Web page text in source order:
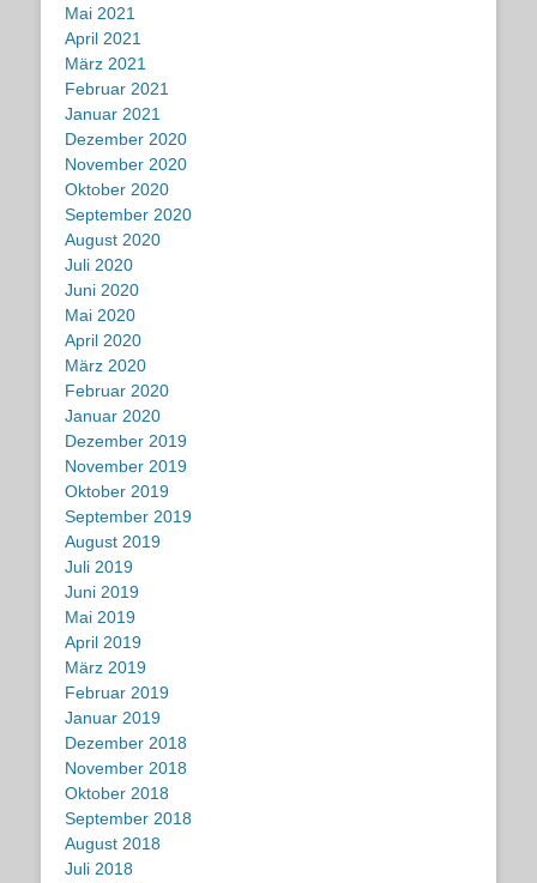
Mai 2021
April 2021
März 2021
Februar 2021
Januar 2021
Dezember 2020
November 2020
Oktober 2020
September 2020
August 2020
Juli 2020
Juni 2020
Mai 2020
April 2020
März 2020
Februar 2020
Januar 2020
Dezember 2019
November 2019
Oktober 2019
September 2019
August 2019
Juli 2019
Juni 2019
Mai 2019
April 2019
März 2019
Februar 2019
Januar 2019
Dezember 2018
November 2018
Oktober 2018
September 2018
August 2018
Juli 2018